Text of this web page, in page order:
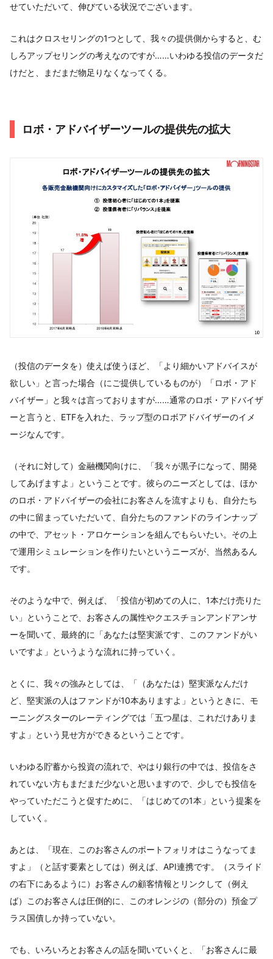
せていただいて、伸びている状況でございます。
これはクロスセリングの1つとして、我々の提供側からすると、む
しろアップセリングの考えなのですが……いわゆる投信のデータだ
けだと、まだまだ物足りなくなってくる。
ロボ・アドバイザーツールの提供先の拡大
（投信のデータを）使えば使うほど、「より細かいアドバイスが
欲しい」と言った場合（にご提供しているものが）「ロボ・アド
バイザー」と我々は言っておりますが……通常のロボ・アドバイザ
ーと言うと、ETFを入れた、ラップ型のロボアドバイザーのイメ
ージなんです。
（それに対して）金融機関向けに、「我々が黒子になって、開発
してあげますよ」ということです。彼らのニーズとしては、ほか
のロボ・アドバイザーの会社にお客さんを流すよりも、自分たち
の中に留まっていただいて、自分たちのファンドのラインナップ
の中で、アセット・アロケーションを組んでもらいたい。その上
で運用シミュレーションを作りたいというニーズが、当然あるん
です。
そのような中で、例えば、「投信が初めての人に、1本だけ売りた
い」ということで、お客さんの属性やクエスチョンアンドアンサ
ーを聞いて、最終的に「あなたは堅実派です、このファンドがい
いですよ」というような流れに持っていく。
とくに、我々の強みとしては、「（あなたは）堅実派なんだけ
ど、堅実派の人はファンドが10本ありますよ」というときに、モ
ーニングスターのレーティングでは「五つ星は、これだけありま
すよ」という見せ方ができるということです。
いわゆる貯蓄から投資の流れで、やはり銀行の中では、投信をさ
れていない方もまだまだ少ないと思いますので、少しでも投信を
やっていただこうと促すために、「はじめての1本」という提案を
していく。
あとは、「現在、このお客さんのポートフォリオはこうなってま
すよ」（と話す要素としては）例えば、API連携です。（スライド
の右下にあるように）お客さんの顧客情報とリンクして（例え
ば）このお客さんは圧倒的に、このオレンジの（部分の）預金プ
ラス国債しか持っていない。
でも、いろいろとお客さんの話を聞いていくと、「お客さんに最